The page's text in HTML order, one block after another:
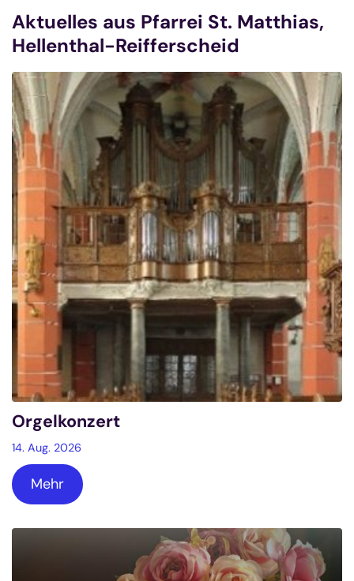
Aktuelles aus Pfarrei St. Matthias,
Hellenthal-Reifferscheid
Orgelkonzert
14. Aug. 2026
Mehr